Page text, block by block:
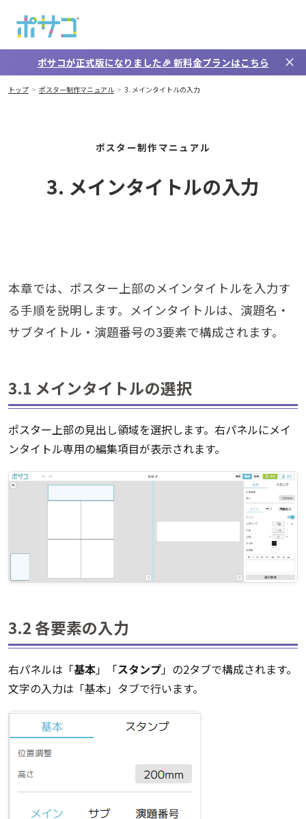
ポサコが正式版になりました🎉 新料金プランはこちら close
トップ ポスター制作マニュアル 3. メインタイトルの入力
ポスター制作マニュアル
3. メインタイトルの入力
本章では、ポスター上部のメインタイトルを入力す
る手順を説明します。メインタイトルは、演題名・
サブタイトル・演題番号の3要素で構成されます。
3.1 メインタイトルの選択
ポスター上部の見出し領域を選択します。右パネルにメイ
ンタイトル専用の編集項目が表示されます。
3.2 各要素の入力
右パネルは「基本」「スタンプ」の2タブで構成されます。
文字の入力は「基本」タブで行います。